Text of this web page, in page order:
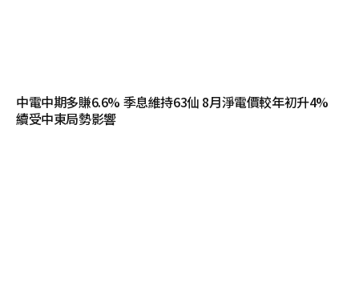
中電中期多賺6.6% 季息維持63仙 8月淨電價較年初升4%
續受中東局勢影響